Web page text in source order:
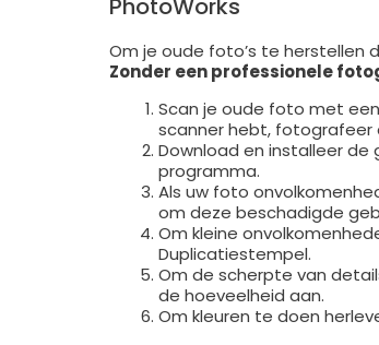
PhotoWorks
Om je oude foto’s te herstellen
Zonder een professionele
Scan je oude foto met
scanner hebt,
Download en installeer
programma.
Als uw foto
om deze beschadigde
Om kleine
Duplicatiestempel.
Om de scherpte van
de hoeveelheid aan.
Om kleuren te doen